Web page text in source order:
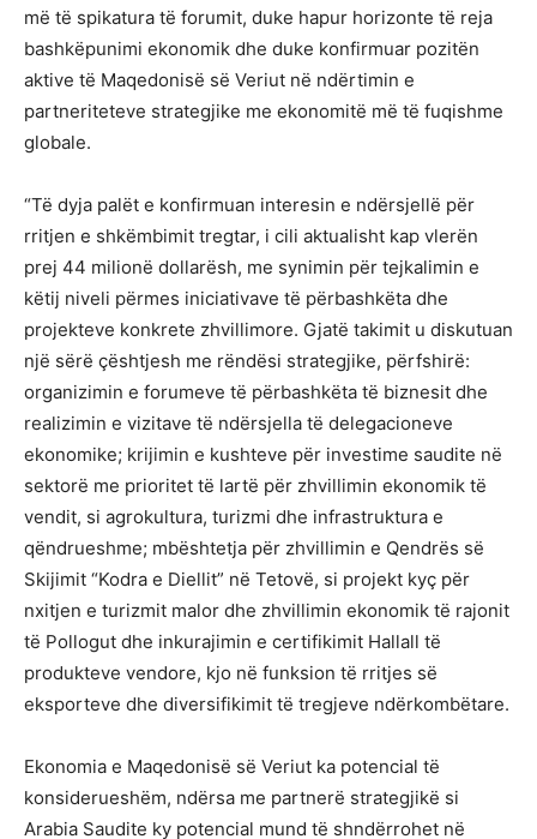
më të spikatura të forumit, duke hapur horizonte të reja
bashkëpunimi ekonomik dhe duke konfirmuar pozitën
aktive të Maqedonisë së Veriut në ndërtimin e
partneriteteve strategjike me ekonomitë më të fuqishme
globale.
“Të dyja palët e konfirmuan interesin e ndërsjellë për
rritjen e shkëmbimit tregtar, i cili aktualisht kap vlerën
prej 44 milionë dollarësh, me synimin për tejkalimin e
këtij niveli përmes iniciativave të përbashkëta dhe
projekteve konkrete zhvillimore. Gjatë takimit u diskutuan
një sërë çështjesh me rëndësi strategjike, përfshirë:
organizimin e forumeve të përbashkëta të biznesit dhe
realizimin e vizitave të ndërsjella të delegacioneve
ekonomike; krijimin e kushteve për investime saudite në
sektorë me prioritet të lartë për zhvillimin ekonomik të
vendit, si agrokultura, turizmi dhe infrastruktura e
qëndrueshme; mbështetja për zhvillimin e Qendrës së
Skijimit “Kodra e Diellit” në Tetovë, si projekt kyç për
nxitjen e turizmit malor dhe zhvillimin ekonomik të rajonit
të Pollogut dhe inkurajimin e certifikimit Hallall të
produkteve vendore, kjo në funksion të rritjes së
eksporteve dhe diversifikimit të tregjeve ndërkombëtare.
Ekonomia e Maqedonisë së Veriut ka potencial të
konsiderueshëm, ndërsa me partnerë strategjikë si
Arabia Saudite ky potencial mund të shndërrohet në